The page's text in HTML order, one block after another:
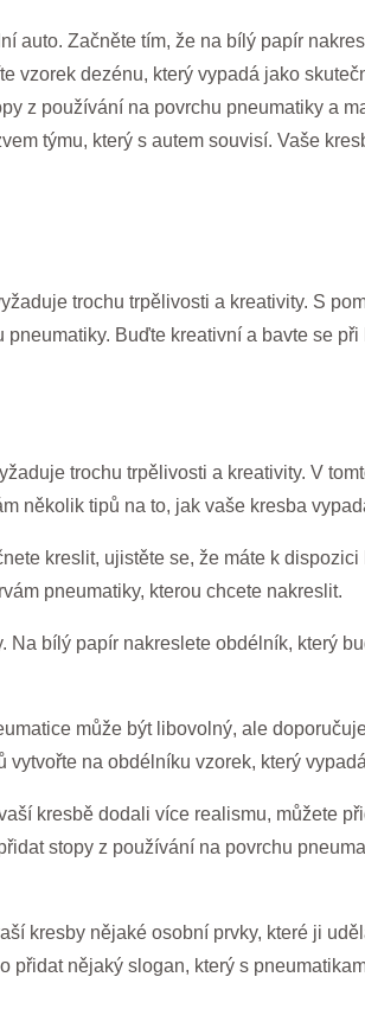
auto. Začněte tím, že na bílý papír
vzorek dezénu, který vypadá jako
z používání na povrchu pneumatiky a
týmu, který s autem souvisí. Vaše
trochu trpělivosti a kreativity. S
Buďte kreativní a bavte se při
trochu trpělivosti a kreativity. V
několik tipů na to, jak vaše kresba
kreslit, ujistěte se, že máte k
pneumatiky, kterou chcete nakreslit.
bílý papír nakreslete obdélník, který
může být libovolný, ale
na obdélníku vzorek, který
kresbě dodali více realismu, můžete
stopy z používání na povrchu
kresby nějaké osobní prvky, které ji
přidat nějaký slogan, který s